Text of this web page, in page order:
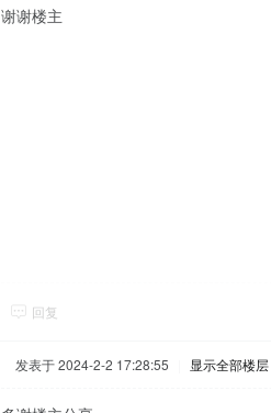
谢谢楼主
回复
发表于 2024-2-2 17:28:55 显示全部楼层